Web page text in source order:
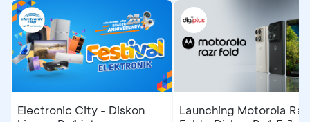
Electronic City - Diskon
Launching Motorola